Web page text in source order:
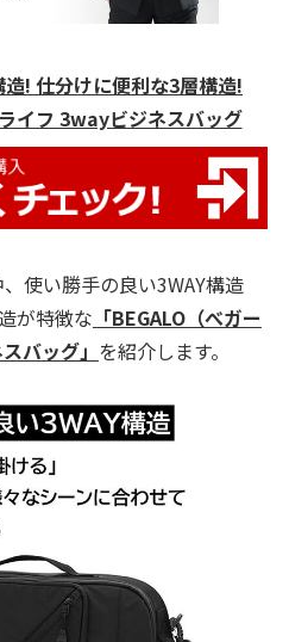
! 仕分けに便利な3層構造!
イフ 3wayビジネスバッグ
使い勝手の良い3WAY構造
が特徴な 「BEGALO（べガー
バッグ」 を紹介します。